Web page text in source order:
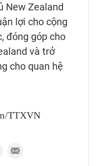
New Zealand
lợi cho cộng
đóng góp cho
và trở
cho quan hệ
TTXVN